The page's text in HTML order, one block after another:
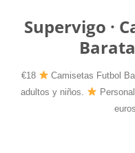
Supervigo ·
€18
Camisetas Futbol
adultos y niños.